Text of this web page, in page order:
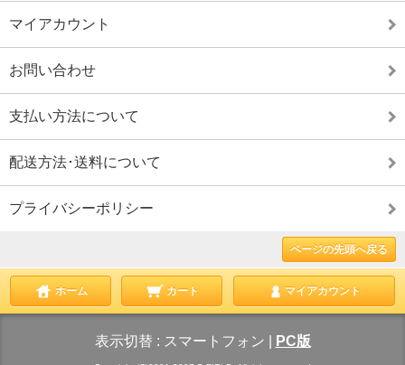
マイアカウント
お問い合わせ
支払い方法について
配送方法･送料について
プライバシーポリシー
ページの先頭へ戻る
ホーム カート マイアカウント
表示切替 : スマートフォン PC版